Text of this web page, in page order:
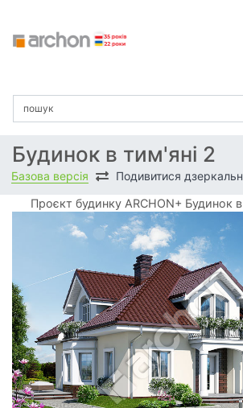
Будинок в тим'яні 2
Базова версія Подивитися
Проєкт будинку ARCHON+ Будинок